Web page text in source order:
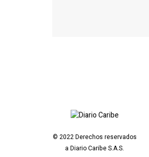
© 2022 Derechos reservados
a Diario Caribe S.A.S.